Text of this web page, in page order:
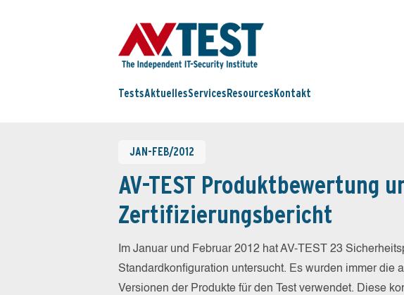
TestsAktuellesServices Resources Kontakt
JAN-FEB/2012
AV-TEST Produktbewertung
Zertifizierungsbericht
Im Januar und Februar 2012 hat AV-TEST 23
Standardkonfiguration untersucht. Es wurden immer die
Versionen der Produkte für den Test verwendet. Diese